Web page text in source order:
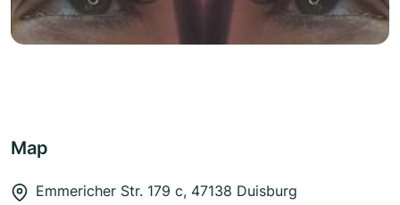
Map
Emmericher Str. 179 c, 47138 Duisburg